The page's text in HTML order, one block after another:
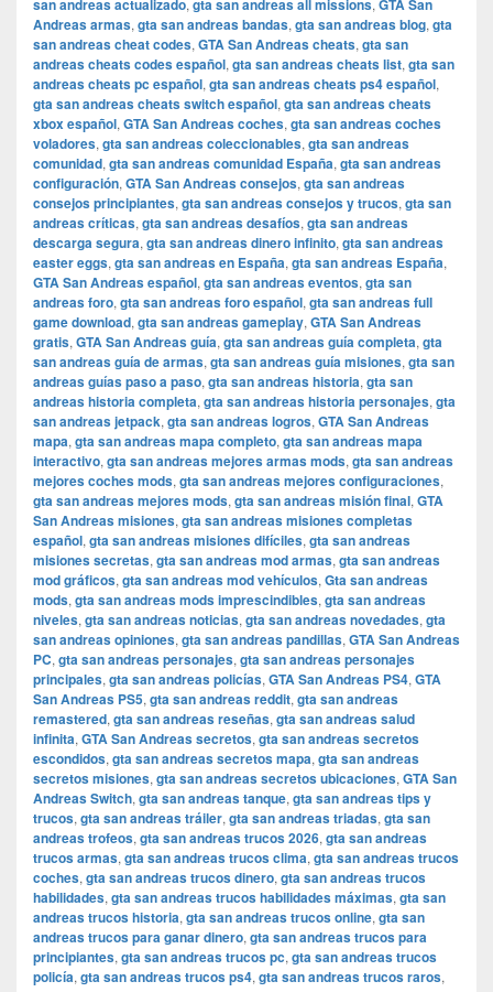
san andreas actualizado, gta san andreas all missions, GTA San
Andreas armas, gta san andreas bandas, gta san andreas blog, gta
san andreas cheat codes, GTA San Andreas cheats, gta san
andreas cheats codes español, gta san andreas cheats list, gta san
andreas cheats pc español, gta san andreas cheats ps4 español,
gta san andreas cheats switch español, gta san andreas cheats
xbox español, GTA San Andreas coches, gta san andreas coches
voladores, gta san andreas coleccionables, gta san andreas
comunidad, gta san andreas comunidad España, gta san andreas
configuración, GTA San Andreas consejos, gta san andreas
consejos principiantes, gta san andreas consejos y trucos, gta san
andreas críticas, gta san andreas desafíos, gta san andreas
descarga segura, gta san andreas dinero infinito, gta san andreas
easter eggs, gta san andreas en España, gta san andreas España,
GTA San Andreas español, gta san andreas eventos, gta san
andreas foro, gta san andreas foro español, gta san andreas full
game download, gta san andreas gameplay, GTA San Andreas
gratis, GTA San Andreas guía, gta san andreas guía completa, gta
san andreas guía de armas, gta san andreas guía misiones, gta san
andreas guías paso a paso, gta san andreas historia, gta san
andreas historia completa, gta san andreas historia personajes, gta
san andreas jetpack, gta san andreas logros, GTA San Andreas
mapa, gta san andreas mapa completo, gta san andreas mapa
interactivo, gta san andreas mejores armas mods, gta san andreas
mejores coches mods, gta san andreas mejores configuraciones,
gta san andreas mejores mods, gta san andreas misión final, GTA
San Andreas misiones, gta san andreas misiones completas
español, gta san andreas misiones difíciles, gta san andreas
misiones secretas, gta san andreas mod armas, gta san andreas
mod gráficos, gta san andreas mod vehículos, Gta san andreas
mods, gta san andreas mods imprescindibles, gta san andreas
niveles, gta san andreas noticias, gta san andreas novedades, gta
san andreas opiniones, gta san andreas pandillas, GTA San Andreas
PC, gta san andreas personajes, gta san andreas personajes
principales, gta san andreas policías, GTA San Andreas PS4, GTA
San Andreas PS5, gta san andreas reddit, gta san andreas
remastered, gta san andreas reseñas, gta san andreas salud
infinita, GTA San Andreas secretos, gta san andreas secretos
escondidos, gta san andreas secretos mapa, gta san andreas
secretos misiones, gta san andreas secretos ubicaciones, GTA San
Andreas Switch, gta san andreas tanque, gta san andreas tips y
trucos, gta san andreas tráiler, gta san andreas triadas, gta san
andreas trofeos, gta san andreas trucos 2026, gta san andreas
trucos armas, gta san andreas trucos clima, gta san andreas trucos
coches, gta san andreas trucos dinero, gta san andreas trucos
habilidades, gta san andreas trucos habilidades máximas, gta san
andreas trucos historia, gta san andreas trucos online, gta san
andreas trucos para ganar dinero, gta san andreas trucos para
principiantes, gta san andreas trucos pc, gta san andreas trucos
policía, gta san andreas trucos ps4, gta san andreas trucos raros,